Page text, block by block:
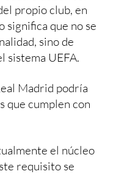
propio club, en
significa que no se
sino de
sistema UEFA.
Madrid podría
que cumplen con
el núcleo
requisito se